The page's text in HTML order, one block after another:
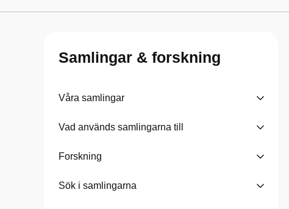
Samlingar & forskning
Våra samlingar
Vad används samlingarna till
Forskning
Sök i samlingarna